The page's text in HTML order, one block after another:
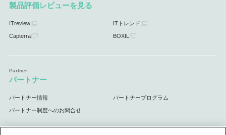
製品評価レビューを見る
ITreview ITトレンド
Capterra BOXIL
パートナー
パートナー情報 パートナープログラム
パートナー制度へのお問合せ